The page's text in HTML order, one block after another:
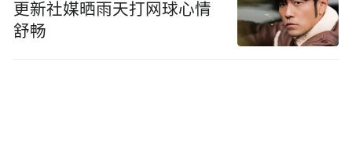
更新社媒晒雨天打网球心情
舒畅